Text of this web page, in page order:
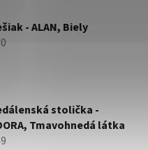
- ALAN, Biely
stolička -
Tmavohnedá látka